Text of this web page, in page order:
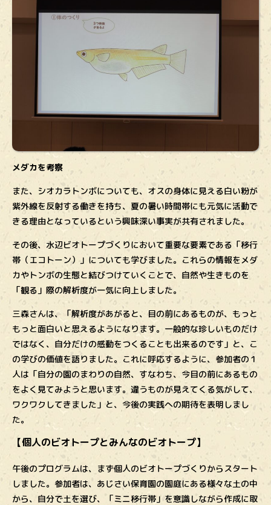
メダカを考察
また、シオカラトンボについても、オスの身体に見える白い粉が
紫外線を反射する働きを持ち、夏の暑い時間帯にも元気に活動で
きる理由となっているという興味深い事実が共有されました。
その後、水辺ビオトープづくりにおいて重要な要素である「移行
帯（エコトーン）」についても学びました。これらの情報をメダ
カやトンボの生態と結びつけていくことで、自然や生きものを
「観る」際の解析度が一気に向上しました。
三森さんは、「解析度があがると、目の前にあるものが、もっと
もっと面白いと思えるようになります。一般的な珍しいものだけ
ではなく、自分だけの感動をつくることも出来るのです」と、こ
の学びの価値を語りました。これに呼応するように、参加者の１
人は「自分の園のまわりの自然、すなわち、今目の前にあるもの
をよく見てみようと思います。違うものが見えてくる気がして、
ワクワクしてきました」と、今後の実践への期待を表明しまし
た。
【個人のビオトープとみんなのビオトープ】
午後のプログラムは、まず個人のビオトープづくりからスタート
しました。参加者は、あじさい保育園の園庭にある様々な土の中
から、自分で土を選び、「ミニ移行帯」を意識しながら作成に取